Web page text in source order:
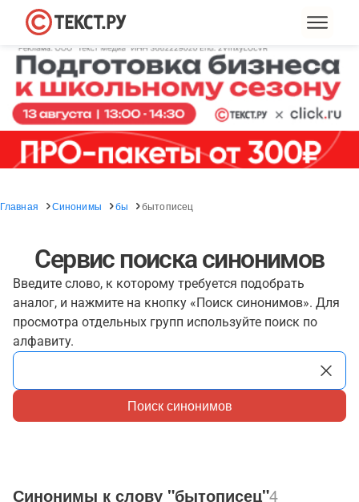
Главная Синонимы бы бытописец
Сервис поиска синонимов
Введите слово, к которому требуется подобрать
аналог, и нажмите на кнопку «Поиск синонимов». Для
просмотра отдельных групп используйте поиск по
алфавиту.
Поиск синонимов
Синонимы к слову "бытописец"4